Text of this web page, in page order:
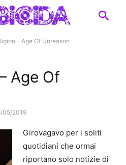
– Age Of Unreason
Age Of
05/2019
Girovagavo per i soliti
quotidiani che ormai
riportano solo notizie di